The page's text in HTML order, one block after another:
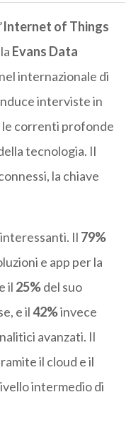
Internet of Things
Evans Data
internazionale di
interviste in
le correnti profonde
tecnologia. Il
la chiave
Il 79%
e app per la
il 25%del suo
e il42%invece
avanzati. Il
il cloud e il
intermedio di